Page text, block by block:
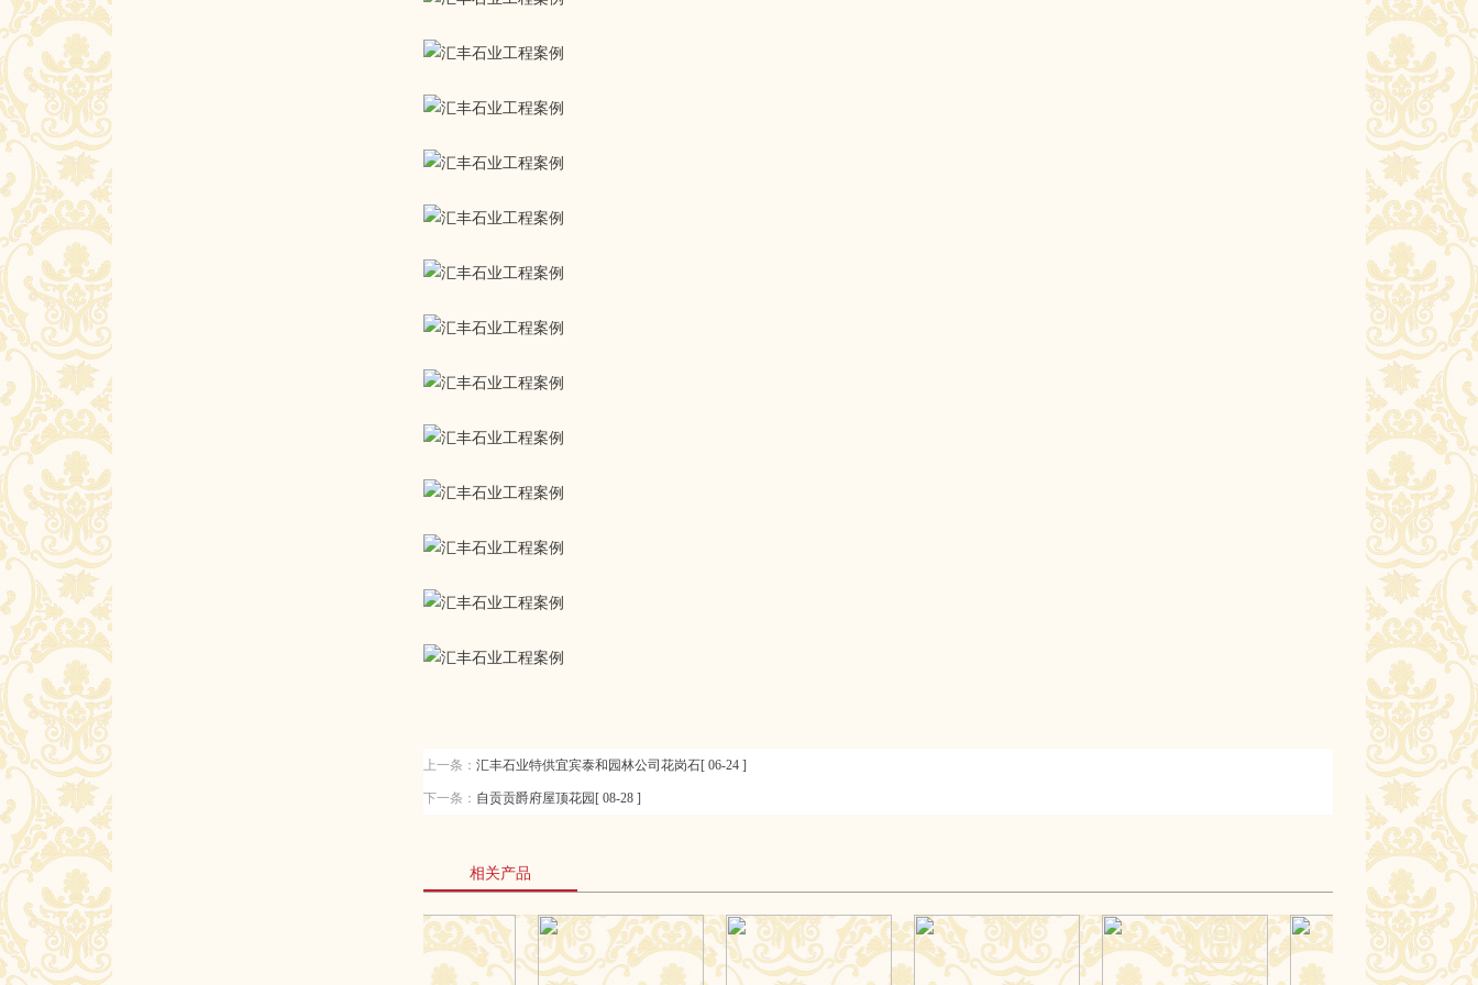
上一条： 汇丰石业特供宜宾泰和园林公司花岗石[ 06-24 ]
下一条： 自贡贡爵府屋顶花园[ 08-28 ]
相关产品